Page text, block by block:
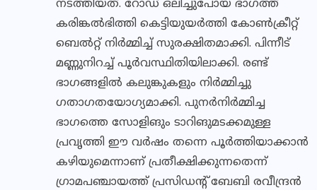
നടത്തിയത്. റോഡ് ഒലിച്ചുപോയ ഭാഗത്ത്
കരിങ്കല്‍ഭിത്തി കെട്ടിയുയര്‍ത്തി കോണ്‍ക്രീറ്റ്
ബെല്‍റ്റ് നിര്‍മ്മിച്ച് സുരക്ഷിതമാക്കി. പിന്നീട്
മണ്ണുനിറച്ച് പൂര്‍വസ്ഥിതിയിലാക്കി. രണ്ട്
ഭാഗങ്ങളില്‍ കലുങ്കുകളും നിര്‍മ്മിച്ചു
ഗതാഗതയോഗ്യമാക്കി. പുനര്‍നിര്‍മ്മിച്ച
ഭാഗത്തെ സോളിങും ടാറിങുമടക്കമുള്ള
പ്രവൃത്തി ഈ വര്‍ഷം തന്നെ പൂര്‍ത്തിയാക്കാന്‍
കഴിയുമെന്നാണ് പ്രതീക്ഷിക്കുന്നതെന്ന്
ഗ്രാമപഞ്ചായത്ത് പ്രസിഡന്റ് ബേബി രവീന്ദ്രന്‍